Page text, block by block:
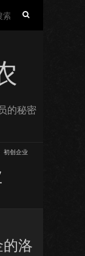
的秘密
初创企业
洛